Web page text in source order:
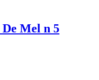
Mel n 5